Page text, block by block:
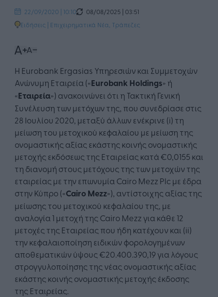
22/09/2020 | 10:10
08/08/2025 | 03:51
Ειδήσεις | Επιχειρηματικά Νέα Τράπεζες
Η Eurobank Ergasias Υπηρεσιών και Συμμετοχών
Ανώνυμη Εταιρεία («Eurobank Holdings» ή
«Εταιρεία») ανακοινώνει ότι η Τακτική Γενική
Συνέλευση των μετόχων της, που συνεδρίασε στις
28 Ιουλίου 2020, μεταξύ άλλων ενέκρινε (i) τη
μείωση του μετοχικού κεφαλαίου με μείωση της
ονομαστικής αξίας εκάστης κοινής ονομαστικής
μετοχής εκδόσεως της Εταιρείας κατά €0,0155 και
τη διανομή στους μετόχους της των μετοχών της
εταιρείας με την επωνυμία Cairo Mezz Plc με έδρα
στην Κύπρο («Cairo Mezz»), αντίστοιχης αξίας της
μείωσης του μετοχικού κεφαλαίου της, με
αναλογία 1 μετοχή της Cairo Mezz για κάθε 12
μετοχές της Εταιρείας που ήδη κατέχουν και (ii)
την κεφαλαιοποίηση ειδικών φορολογημένων
αποθεματικών ύψους €20.400.390,19 για λόγους
στρογγυλοποίησης της νέας ονομαστικής αξίας
εκάστης κοινής ονομαστικής μετοχής έκδοσης
της Εταιρείας.